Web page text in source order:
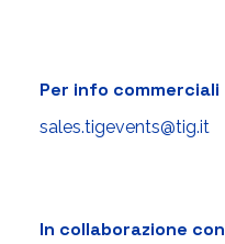
Per info commerciali
sales.tigevents@tig.it
In collaborazione con